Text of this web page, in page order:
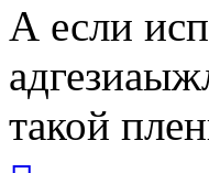
А если
такой